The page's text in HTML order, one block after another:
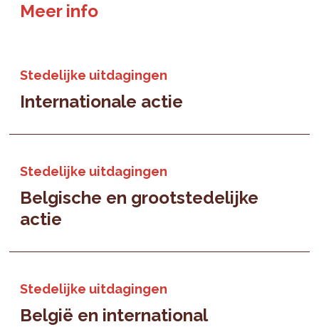
Meer info
Stedelijke uitdagingen
Internationale actie
Stedelijke uitdagingen
Belgische en grootstedelijke
actie
Stedelijke uitdagingen
België en international